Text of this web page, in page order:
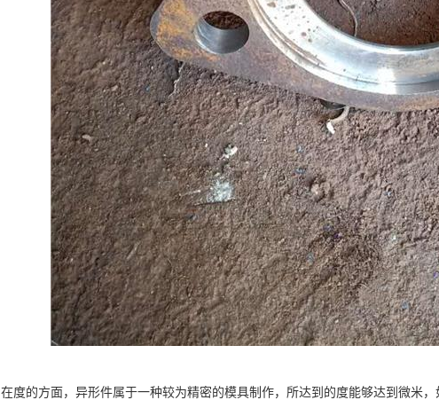
在度的方面，异形件属于一种较为精密的模具制作，所达到的度能够达到微米